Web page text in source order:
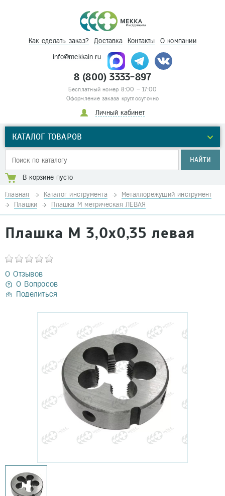
Как сделать заказ? Доставка Контакты О компании
info@mekkain.ru
8 (800) 3333-897
Бесплатный номер 8:00 – 17:00
Оформление заказа круглосуточно
Личный кабинет
КАТАЛОГ ТОВАРОВ
НАЙТИ
В корзине пусто
Главная Каталог инструмента
Металлорежущий инструмент
Плашки
Плашка М метрическая ЛЕВАЯ
Плашка М 3,0х0,35 левая
0 Отзывов
0 Вопросов
Поделиться